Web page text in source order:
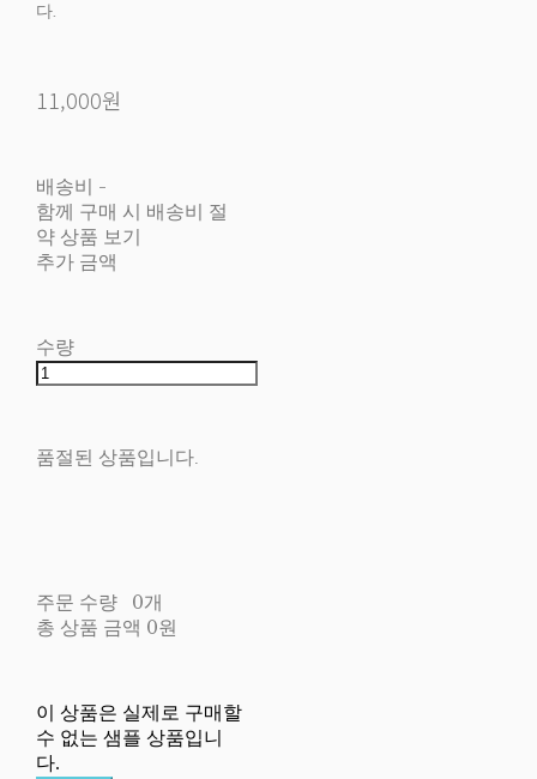
다.
11,000원
배송비 -
함께 구매 시 배송비 절
약 상품 보기
추가 금액
수량
품절된 상품입니다.
주문 수량
0개
총 상품 금액 0원
이 상품은 실제로 구매할
수 없는 샘플 상품입니
다.